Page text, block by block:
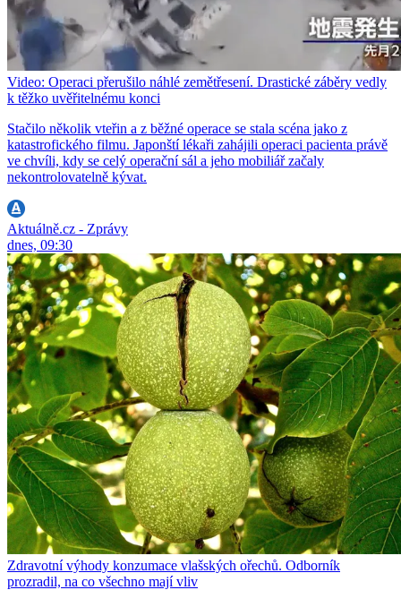
Video: Operaci přerušilo náhlé zemětřesení. Drastické záběry vedly
k těžko uvěřitelnému konci
Stačilo několik vteřin a z běžné operace se stala scéna jako z
katastrofického filmu. Japonští lékaři zahájili operaci pacienta právě
ve chvíli, kdy se celý operační sál a jeho mobiliář začaly
nekontrolovatelně kývat.
Aktuálně.cz - Zprávy
dnes, 09:30
Zdravotní výhody konzumace vlašských ořechů. Odborník
prozradil, na co všechno mají vliv